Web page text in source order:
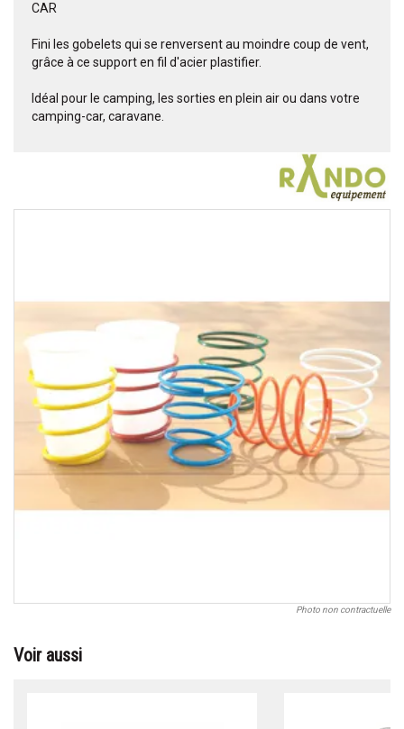
CAR
Fini les gobelets qui se renversent au moindre coup de vent,
grâce à ce support en fil d'acier plastifier.
Idéal pour le camping, les sorties en plein air ou dans votre
camping-car, caravane.
Photo non contractuelle
Voir aussi